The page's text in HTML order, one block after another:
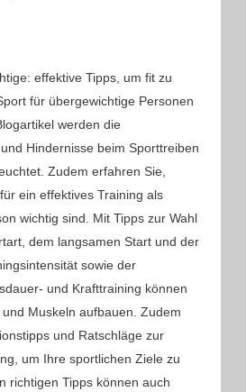
effektive Tipps, um fit zu
für übergewichtige Personen
werden die
Hindernisse beim Sporttreiben
Zudem erfahren Sie,
ein effektives Training als
wichtig sind. Mit Tipps zur Wahl
dem langsamen Start und der
sowie der
und Krafttraining können
Muskeln aufbauen. Zudem
und Ratschläge zur
um Ihre sportlichen Ziele zu
richtigen Tipps können auch